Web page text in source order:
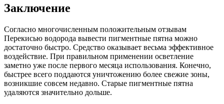
Заключение
Согласно многочисленным положительным отзывам
Перекисью водорода вывести пигментные пятна можно
достаточно быстро. Средство оказывает весьма эффективное
воздействие. При правильном применении осветление
заметно уже после первого месяца использования. Конечно,
быстрее всего поддаются уничтожению более свежие зоны,
возникшие совсем недавно. Старые пигментные пятна
удаляются значительно дольше.